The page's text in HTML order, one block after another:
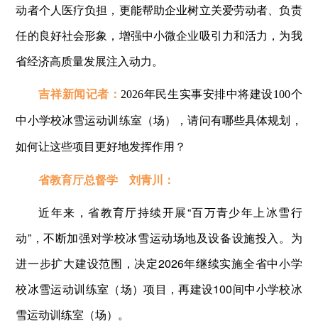
动者个人医疗负担，更能帮助企业树立关爱劳动者、负责
任的良好社会形象，增强中小微企业吸引力和活力，为我
省经济高质量发展注入动力。
吉祥新闻记者：2026年民生实事安排中将建设100个
中小学校冰雪运动训练室（场），请问有哪些具体规划，
如何让这些项目更好地发挥作用？
省教育厅总督学 刘青川：
近年来，省教育厅持续开展“百万青少年上冰雪行
动”，不断加强对学校冰雪运动场地及设备设施投入。为
进一步扩大建设范围，决定2026年继续实施全省中小学
校冰雪运动训练室（场）项目，再建设100间中小学校冰
雪运动训练室（场）。